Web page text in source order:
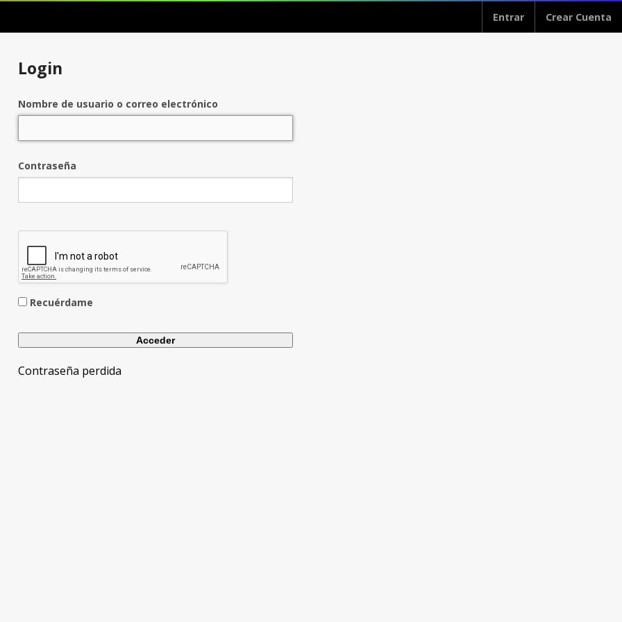
Entrar Crear Cuenta
Login
Nombre de usuario o correo electrónico
Contraseña
Recuérdame
Contraseña perdida